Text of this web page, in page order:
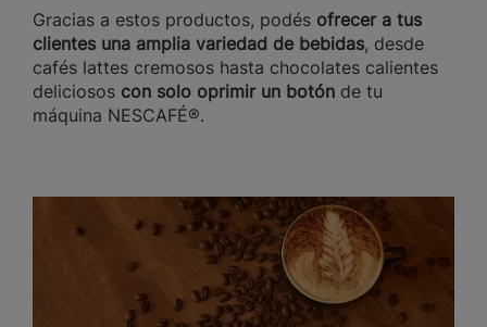
Gracias a estos productos, podés ofrecer a tus
clientes una amplia variedad de bebidas, desde
cafés lattes cremosos hasta chocolates calientes
deliciosos con solo oprimir un botón de tu
máquina NESCAFÉ®.